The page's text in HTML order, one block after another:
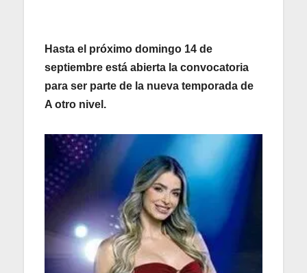
Hasta el próximo domingo 14 de
septiembre está abierta la convocatoria
para ser parte de la nueva temporada de
A otro nivel.